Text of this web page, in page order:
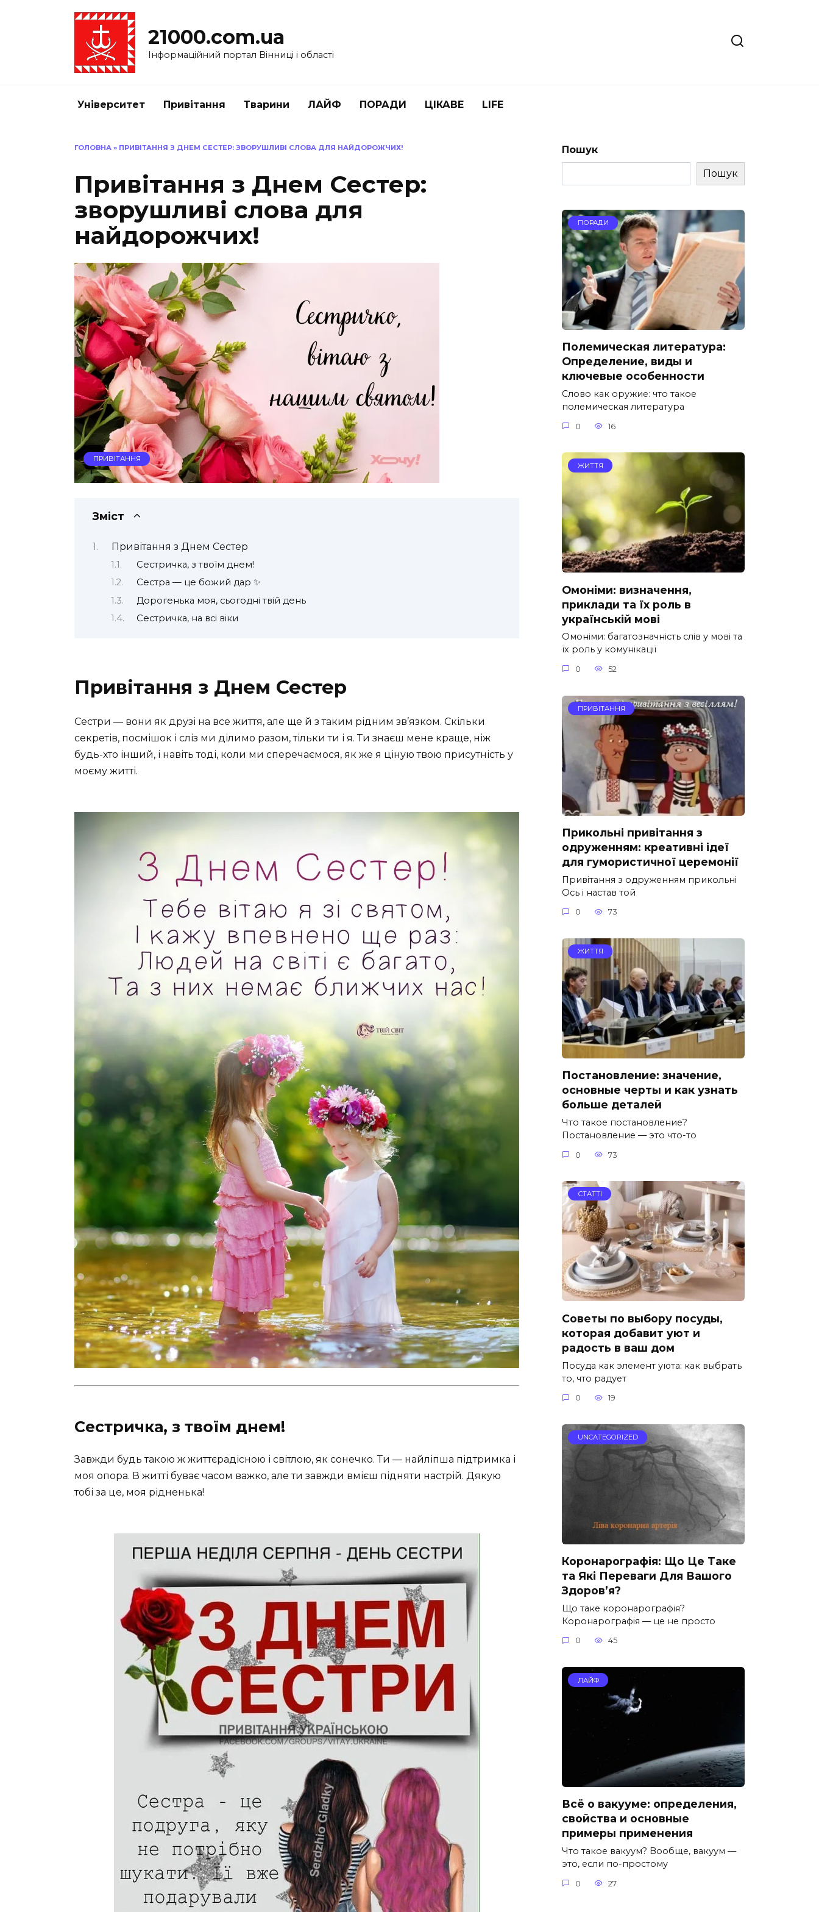
21000.com.ua
Інформаційний портал Вінниці і області
Університет Привітання Тварини ЛАЙФ ПОРАДИ ЦІКАВЕ LIFE
ГОЛОВНА » ПРИВІТАННЯ З ДНЕМ СЕСТЕР: ЗВОРУШЛИВІ СЛОВА ДЛЯ НАЙДОРОЖЧИХ!
Привітання з Днем Сестер:
зворушливі слова для
найдорожчих!
ПРИВІТАННЯ
Зміст
Привітання з Днем Сестер
Сестричка, з твоїм днем!
Сестра — це божий дар ✨
Дорогенька моя, сьогодні твій день
Сестричка, на всі віки
Привітання з Днем Сестер
Сестри — вони як друзі на все життя, але ще й з таким рідним зв’язком. Скільки
секретів, посмішок і сліз ми ділимо разом, тільки ти і я. Ти знаєш мене краще, ніж
будь-хто інший, і навіть тоді, коли ми сперечаємося, як же я ціную твою присутність у
моєму житті.
Сестричка, з твоїм днем!
Завжди будь такою ж життєрадісною і світлою, як сонечко. Ти — найліпша підтримка і
моя опора. В житті буває часом важко, але ти завжди вмієш підняти настрій. Дякую
тобі за це, моя рідненька!
Пошук
Пошук
ПОРАДИ
Полемическая литература:
Определение, виды и
ключевые особенности
Слово как оружие: что такое
полемическая литература
0 16
ЖИТТЯ
Омоніми: визначення,
приклади та їх роль в
українській мові
Омоніми: багатозначність слів у мові та
їх роль у комунікації
0 52
ПРИВІТАННЯ
Прикольні привітання з
одруженням: креативні ідеї
для гумористичної церемонії
Привітання з одруженням прикольні
Ось і настав той
0 73
ЖИТТЯ
Постановление: значение,
основные черты и как узнать
больше деталей
Что такое постановление?
Постановление — это что-то
0 73
СТАТТІ
Советы по выбору посуды,
которая добавит уют и
радость в ваш дом
Посуда как элемент уюта: как выбрать
то, что радует
0 19
UNCATEGORIZED
Коронарографія: Що Це Таке
та Які Переваги Для Вашого
Здоров’я?
Що таке коронарографія?
Коронарографія — це не просто
0 45
ЛАЙФ
Всё о вакууме: определения,
свойства и основные
примеры применения
Что такое вакуум? Вообще, вакуум —
это, если по-простому
0 27